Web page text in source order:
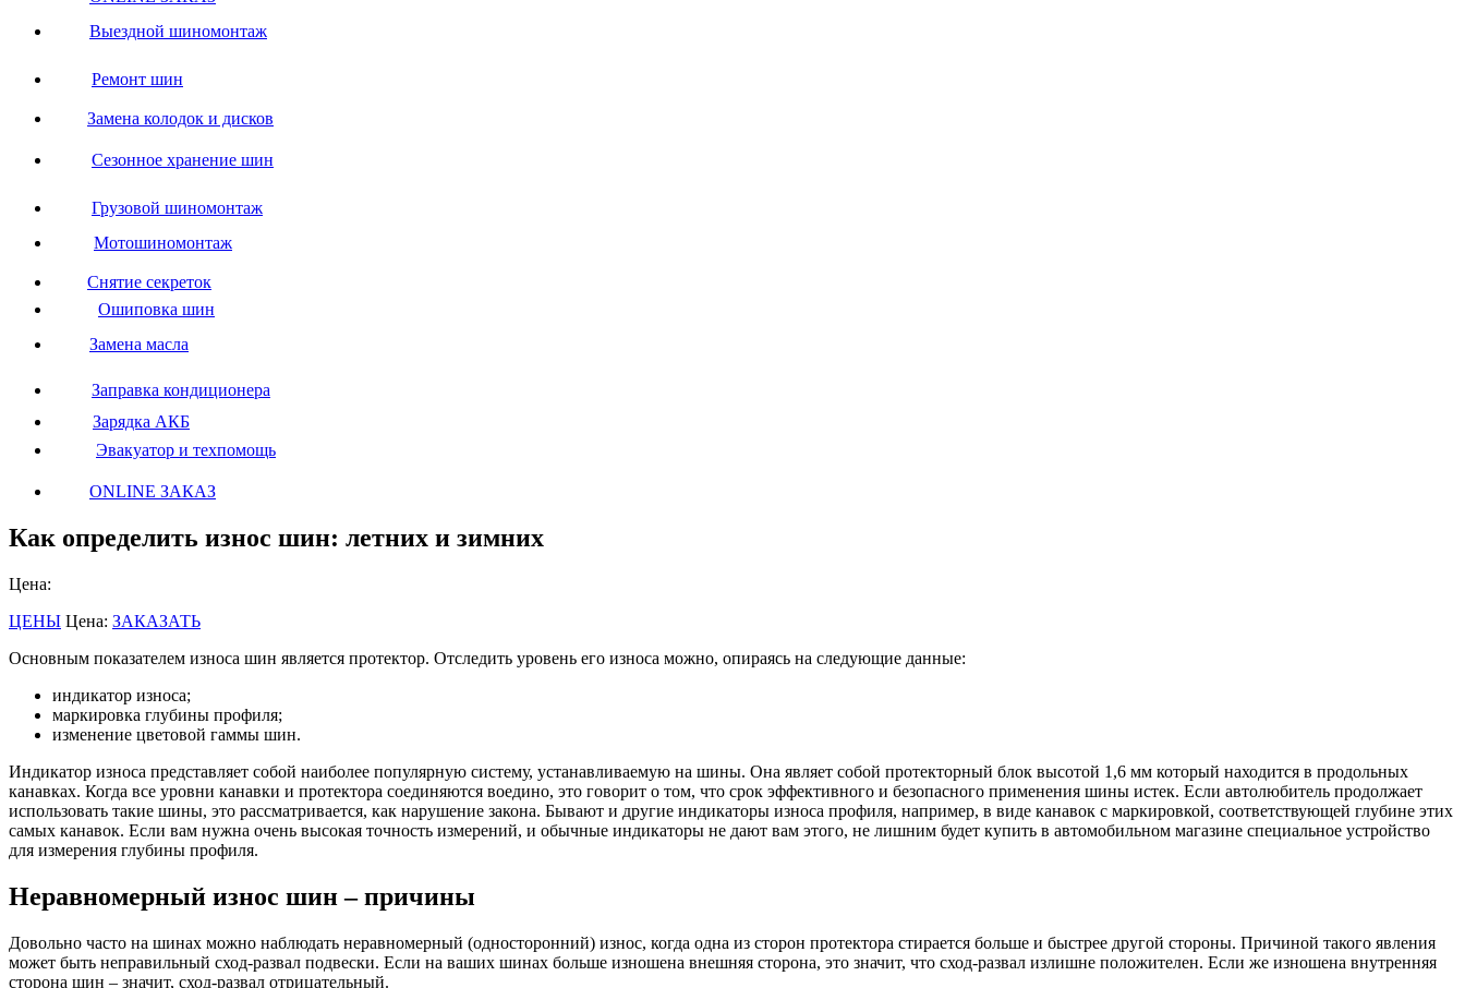
Выездной шиномонтаж
Ремонт шин
Замена колодок и дисков
Сезонное хранение шин
Грузовой шиномонтаж
Мотошиномонтаж
Снятие секреток
Ошиповка шин
Замена масла
Заправка кондиционера
Зарядка АКБ
Эвакуатор и техпомощь
ONLINE ЗАКАЗ
Как определить износ шин: летних и зимних
Цена:
ЦЕНЫ Цена: ЗАКАЗАТЬ
Основным показателем износа шин является протектор. Отследить уровень его износа можно, опираясь на следующие данные:
индикатор износа;
маркировка глубины профиля;
изменение цветовой гаммы шин.
Индикатор износа представляет собой наиболее популярную систему, устанавливаемую на шины. Она являет собой протекторный блок высотой 1,6 мм который находится в продольных
канавках. Когда все уровни канавки и протектора соединяются воедино, это говорит о том, что срок эффективного и безопасного применения шины истек. Если автолюбитель продолжает
использовать такие шины, это рассматривается, как нарушение закона. Бывают и другие индикаторы износа профиля, например, в виде канавок с маркировкой, соответствующей глубине этих
самых канавок. Если вам нужна очень высокая точность измерений, и обычные индикаторы не дают вам этого, не лишним будет купить в автомобильном магазине специальное устройство
для измерения глубины профиля.
Неравномерный износ шин – причины
Довольно часто на шинах можно наблюдать неравномерный (односторонний) износ, когда одна из сторон протектора стирается больше и быстрее другой стороны. Причиной такого явления
может быть неправильный сход-развал подвески. Если на ваших шинах больше изношена внешняя сторона, это значит, что сход-развал излишне положителен. Если же изношена внутренняя
сторона шин – значит, сход-развал отрицательный.